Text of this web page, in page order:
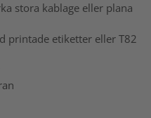
stora kablage eller plana
printade etiketter eller T82